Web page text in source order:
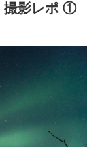
撮影レポ ①